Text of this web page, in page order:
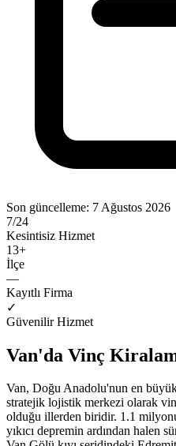
Son güncelleme: 7 Ağustos 2026
7/24
Kesintisiz Hizmet
13+
İlçe
—
Kayıtlı Firma
✓
Güvenilir Hizmet
Van'da Vinç
Van, Doğu Anadolu'nun en büyük
stratejik lojistik merkezi olarak
olduğu illerden biridir. 1.1
yıkıcı depremin ardından halen